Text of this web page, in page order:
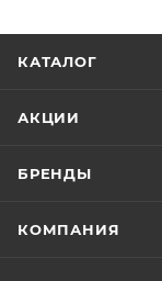
КАТАЛОГ
АКЦИИ
БРЕНДЫ
КОМПАНИЯ